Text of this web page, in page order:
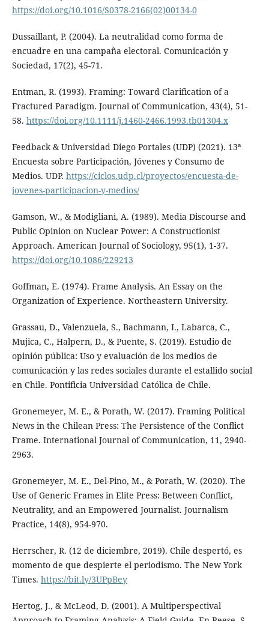
https://doi.org/10.1016/S0378-2166(02)00134-0
Dussaillant, P. (2004). La neutralidad como forma de
encuadre en una campaña electoral. Comunicación y
Sociedad, 17(2), 45-71.
Entman, R. (1993). Framing: Toward Clarification of a
Fractured Paradigm. Journal of Communication, 43(4), 51-
58. https://doi.org/10.1111/j.1460-2466.1993.tb01304.x
Feedback & Universidad Diego Portales (UDP) (2021). 13ª
Encuesta sobre Participación, Jóvenes y Consumo de
Medios. UDP. https://ciclos.udp.cl/proyectos/encuesta-de-
jovenes-participacion-y-medios/
Gamson, W., & Modigliani, A. (1989). Media Discourse and
Public Opinion on Nuclear Power: A Constructionist
Approach. American Journal of Sociology, 95(1), 1-37.
https://doi.org/10.1086/229213
Goffman, E. (1974). Frame Analysis. An Essay on the
Organization of Experience. Northeastern University.
Grassau, D., Valenzuela, S., Bachmann, I., Labarca, C.,
Mujica, C., Halpern, D., & Puente, S. (2019). Estudio de
opinión pública: Uso y evaluación de los medios de
comunicación y las redes sociales durante el estallido social
en Chile. Pontificia Universidad Católica de Chile.
Gronemeyer, M. E., & Porath, W. (2017). Framing Political
News in the Chilean Press: The Persistence of the Conflict
Frame. International Journal of Communication, 11, 2940-
2963.
Gronemeyer, M. E., Del-Pino, M., & Porath, W. (2020). The
Use of Generic Frames in Elite Press: Between Conflict,
Neutrality, and an Empowered Journalist. Journalism
Practice, 14(8), 954-970.
Herrscher, R. (12 de diciembre, 2019). Chile despertó, es
momento de que despierte el periodismo. The New York
Times. https://bit.ly/3UPpBey
Hertog, J., & McLeod, D. (2001). A Multiperspectival